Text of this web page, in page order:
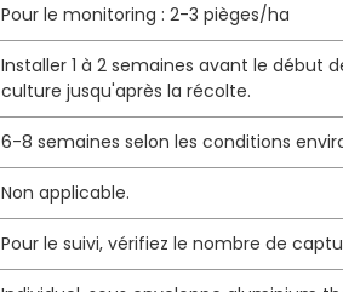
Pour le monitoring : 2-3 pièges/ha
Installer 1 à 2 semaines avant le début
culture jusqu'après la récolte.
6-8 semaines selon les conditions
Non applicable.
Pour le suivi, vérifiez le nombre de